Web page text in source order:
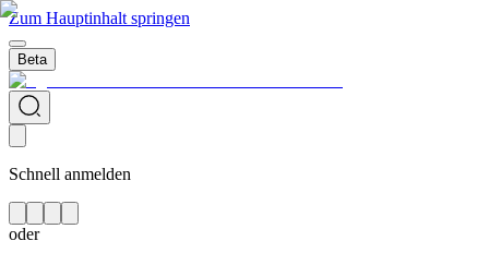
Zum Hauptinhalt springen
Beta
Schnell anmelden
oder